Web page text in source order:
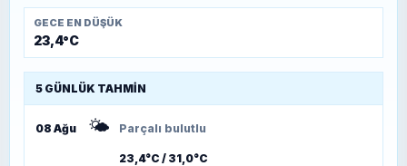
GECE EN DÜŞÜK
23,4°C
5 GÜNLÜK TAHMIN
08 Ağu 🌤️ Parçalı bulutlu
23,4°C / 31,0°C